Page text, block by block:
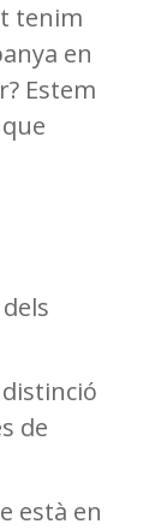
tenim
en
Estem
distinció
de
està en